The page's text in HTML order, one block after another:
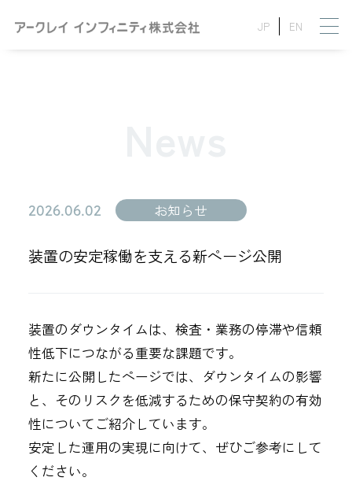
JP EN
2026.06.02 お知らせ
装置の安定稼働を支える新ページ公開
装置のダウンタイムは、検査・業務の停滞や信頼
性低下につながる重要な課題です。
新たに公開したページでは、ダウンタイムの影響
と、そのリスクを低減するための保守契約の有効
性についてご紹介しています。
安定した運用の実現に向けて、ぜひご参考にして
ください。